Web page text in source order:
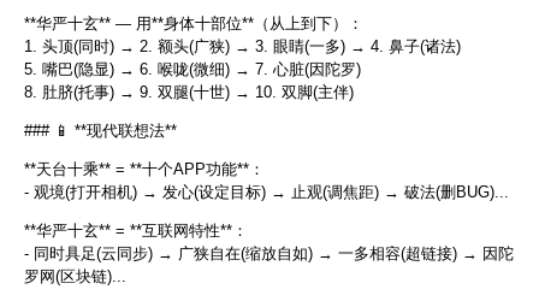
**华严十玄** — 用**身体十部位**（从上到下）：
1. 头顶(同时) → 2. 额头(广狭) → 3. 眼睛(一多) → 4. 鼻子(诸法)
5. 嘴巴(隐显) → 6. 喉咙(微细) → 7. 心脏(因陀罗)
8. 肚脐(托事) → 9. 双腿(十世) → 10. 双脚(主伴)
### 📱 **现代联想法**
**天台十乘** = **十个APP功能**：
- 观境(打开相机) → 发心(设定目标) → 止观(调焦距) → 破法(删BUG)...
**华严十玄** = **互联网特性**：
- 同时具足(云同步) → 广狭自在(缩放自如) → 一多相容(超链接) → 因陀
罗网(区块链)...